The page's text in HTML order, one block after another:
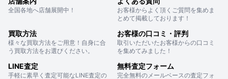
全国各地へ店舗展開中！
お客様からよく頂くご質問を集めま
とめて掲載しております！
買取方法
様々な買取方法をご用意！自身に合
う買取方法をお選びください。
お客様の口コミ・評判
取引いただいたお客様からの口コミ
を集めてみました！
LINE査定
手軽に素早く査定可能なLINE査定の
無料査定フォーム
完全無料のメールベースの査定フォ